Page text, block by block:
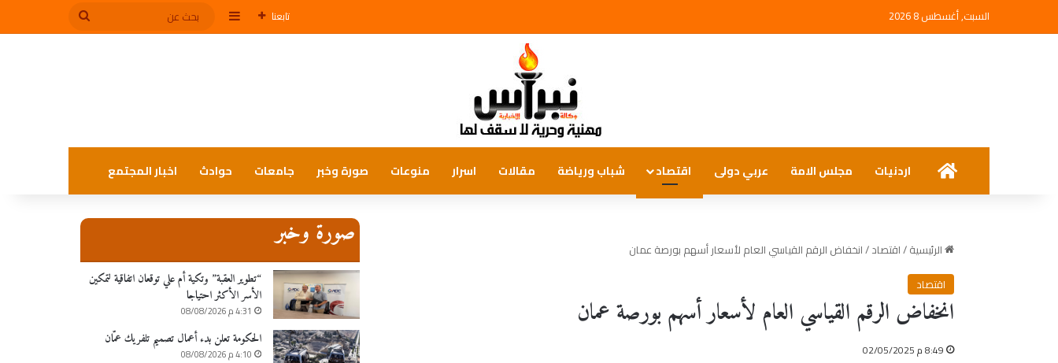
السبت, أغسطس 8 2026 تابعنا إضافة عمود جانبي
بحث
الرئيسيةاردنيات مجلس الامة عربي دولى اقتصاد شباب ورياضة مقالات اسرار منوعات صورة وخبر جامعات حوادث اخبار المجتمع
الرئيسية/اقتصاد/انخفاض الرقم القياسي العام لأسعار أسهم بورصة عمان
اقتصاد
انخفاض الرقم القياسي العام لأسعار أسهم بورصة عمان
8:49 م 02/05/2025
صورة وخبر
“تطوير العقبة” وتكية أم علي توقعان اتفاقية لتمكين
الأسر الأكثر احتياجا
4:31 م 08/08/2026
الحكومة تعلن بدء أعمال تصميم تلفريك عمّان
4:10 م 08/08/2026